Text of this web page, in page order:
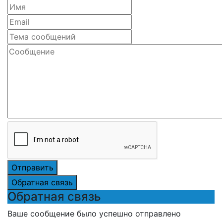
Отправить
Обратная связь
Обратная связь
Ваше сообщение было успешно отправлено